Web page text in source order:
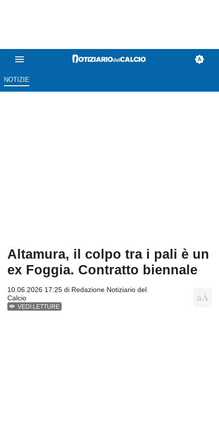
NOTIZIE
Altamura, il colpo tra i pali è un
ex Foggia. Contratto biennale
10.06.2026 17:25 di Redazione Notiziario del
Calcio
VEDI LETTURE